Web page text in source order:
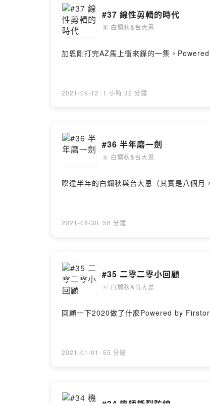
#37 線性剪輯的時代
🄴 白爛秋&台大恩
加恩剛打完AZ馬上衝來錄的一集。
2021-09-12 · 1 小時 32 分鐘
#36 半年磨一劍
🄴 白爛秋&台大恩
睽違半年的白爛秋與台大恩（其實是八個
2021-08-30 · 58 分鐘
#35 二零二零小回顧
🄴 白爛秋&台大恩
回顧一下2020做了什麼Powered by
2021-01-01 · 55 分鐘